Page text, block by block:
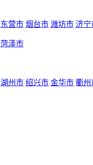
东营市 烟台市 潍坊市 济宁
菏泽市
湖州市 绍兴市 金华市 衢州